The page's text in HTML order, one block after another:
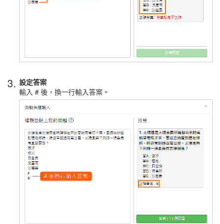
3. 設定答案
輸入 # 後，換一行輸入答案。